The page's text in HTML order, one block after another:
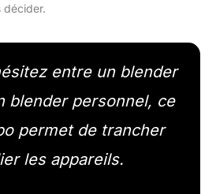
décider.
entre un blender
blender personnel, ce
permet de trancher
les appareils.